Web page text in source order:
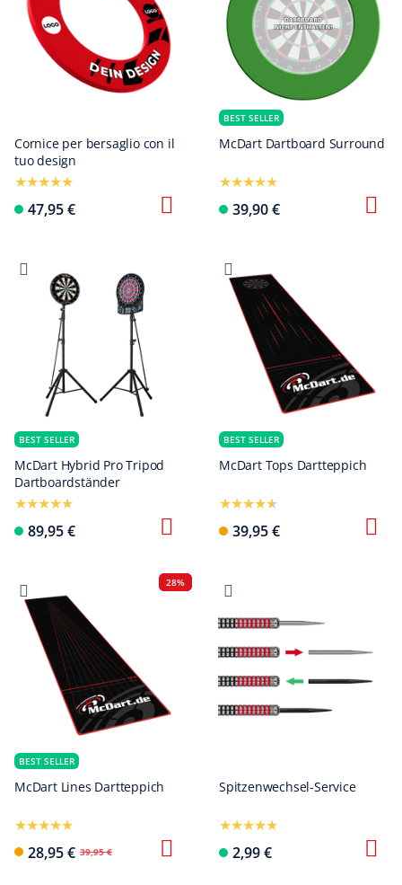
Cornice per bersaglio con il
tuo design
47,95 €
BEST SELLER
McDart Dartboard Surround
39,90 €
BEST SELLER
McDart Hybrid Pro Tripod
Dartboardständer
89,95 €
BEST SELLER
McDart Tops Dartteppich
39,95 €
28%
BEST SELLER
McDart Lines Dartteppich
28,95 € 39,95 €
Spitzenwechsel-Service
2,99 €